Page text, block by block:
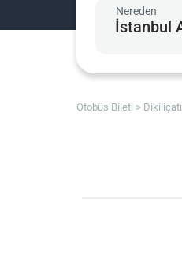
Nereden
Otobüs Bileti Dikiliçatı